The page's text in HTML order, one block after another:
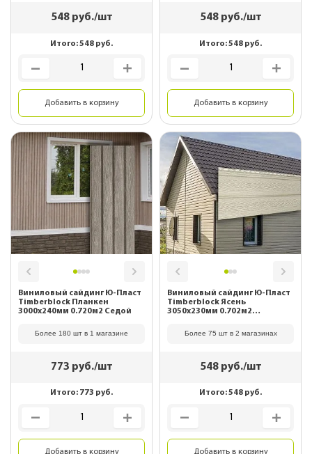
548руб./шт
Итого:548 руб.
Добавить в корзину
548руб./шт
Итого:548 руб.
Добавить в корзину
Виниловый сайдинг Ю-Пласт
Timberblock Планкен
3000х240мм 0.720м2 Седой
Более 180 шт в 1 магазине
773 руб./шт
Итого: 773 руб.
Добавить в корзину
Виниловый сайдинг Ю-Пласт
Timberblock Ясень
3050х230мм 0.702м2
Более 75 шт в 2 магазинах
548руб./шт
Итого:548 руб.
Добавить в корзину